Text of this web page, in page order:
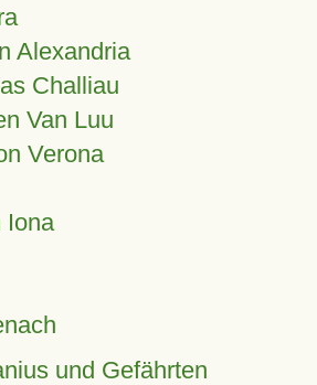
Alexandria
Challiau
Van Luu
Verona
Iona
und Gefährten